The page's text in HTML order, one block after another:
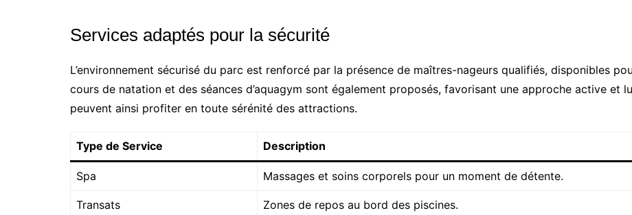
Services adaptés pour la sécurité
L’environnement sécurisé du parc est renforcé par la présence de maîtres-nageurs qualifiés, disponibles
cours de natation et des séances d’aquagym sont également proposés, favorisant une approche active et
peuvent ainsi profiter en toute sérénité des attractions.
Type de Service Description
Spa Massages et soins corporels pour un moment de détente.
Transats Zones de repos au bord des piscines.